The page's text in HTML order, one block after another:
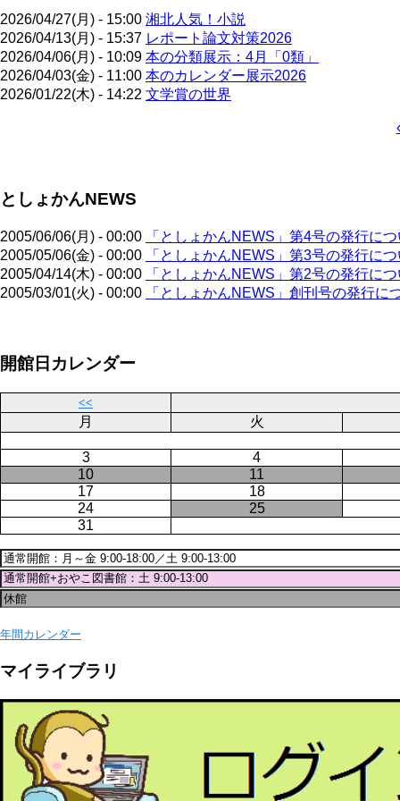
2026/04/27(月) - 15:00 湘北人気！小説
2026/04/13(月) - 15:37 レポート論文対策2026
2026/04/06(月) - 10:09 本の分類展示：4月「0類」
2026/04/03(金) - 11:00 本のカレンダー展示2026
2026/01/22(木) - 14:22 文学賞の世界
送
としょかんNEWS
2005/06/06(月) - 00:00
「としょかんNEWS」第4号の発行に
2005/05/06(金) - 00:00
「としょかんNEWS」第3号の発行に
2005/04/14(木) - 00:00
「としょかんNEWS」第2号の発行に
2005/03/01(火) - 00:00
「としょかんNEWS」創刊号の発行に
ー
開館日カレンダー
<<
月 火
3
4
10
11
17
18
24
25
31
年間カレンダー
マイライブラリ